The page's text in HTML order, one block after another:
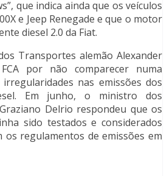
que indica ainda que os veículos
e Jeep Renegade e que o motor
diesel 2.0 da Fiat.
Transportes alemão Alexander
por não comparecer numa
nas emissões dos
Em junho, o ministro dos
Delrio respondeu que os
sido testados e considerados
os regulamentos de emissões em